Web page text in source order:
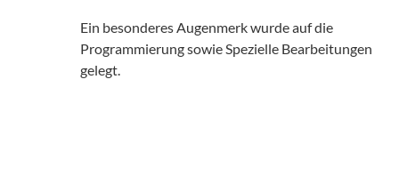
Ein besonderes Augenmerk wurde auf die
Programmierung sowie Spezielle Bearbeitungen
gelegt.